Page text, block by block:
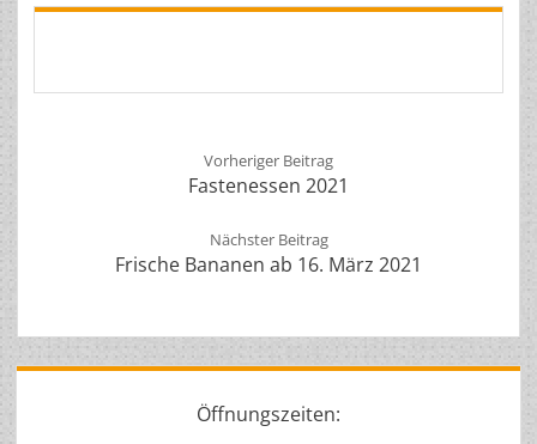
Vorheriger Beitrag
Fastenessen 2021
Nächster Beitrag
Frische Bananen ab 16. März 2021
Öffnungszeiten: